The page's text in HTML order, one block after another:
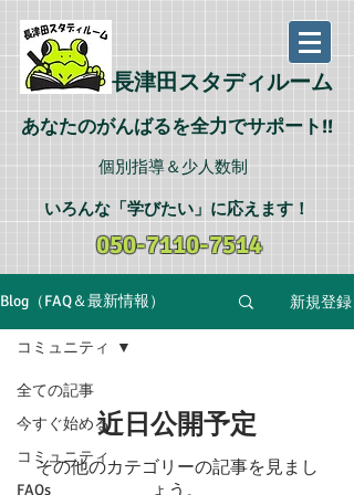
長津田スタディルーム
あなたのがんばるを全力でサポート!!
個別指導＆少人数制
いろんな「学びたい 」に応えます ！
050-7110-7514
Blog（FAQ＆最新情報） 新規登録
全ての記事
今すぐ始める
コミュニティ
FAQs
コミュニティ
近日公開予定
その他のカテゴリーの記事を見まし
ょう。